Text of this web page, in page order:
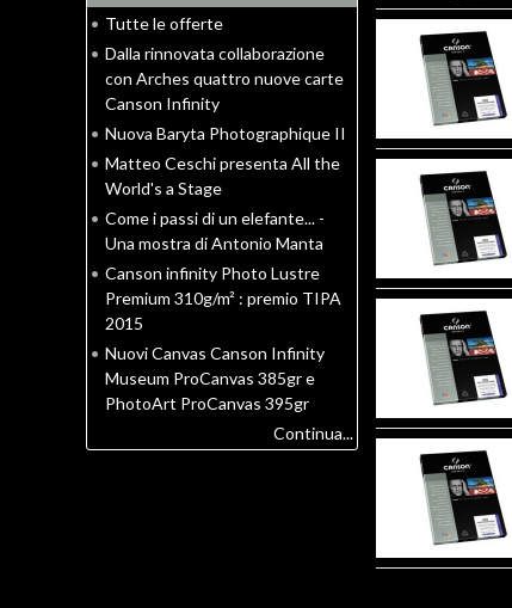
• Tutte le offerte
• Dalla rinnovata collaborazione
con Arches quattro nuove carte
Canson Infinity
• Nuova Baryta Photographique II
• Matteo Ceschi presenta All the
World's a Stage
• Come i passi di un elefante... -
Una mostra di Antonio Manta
• Canson infinity Photo Lustre
Premium 310g/m² : premio TIPA
2015
• Nuovi Canvas Canson Infinity
Museum ProCanvas 385gr e
PhotoArt ProCanvas 395gr
Continua...